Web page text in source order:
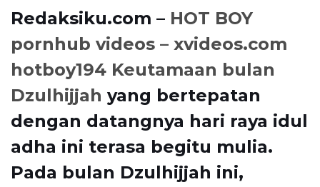
Redaksiku.com – HOT BOY
pornhub videos – xvideos.com
hotboy194 Keutamaan bulan
Dzulhijjah yang bertepatan
dengan datangnya hari raya idul
adha ini terasa begitu mulia.
Pada bulan Dzulhijjah ini,